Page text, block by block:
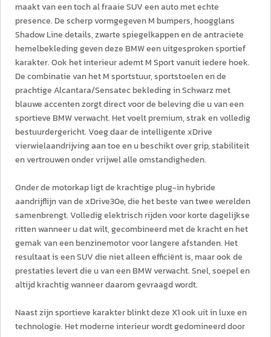
maakt van een toch al fraaie SUV een auto met echte
presence. De scherp vormgegeven M bumpers, hoogglans
Shadow Line details, zwarte spiegelkappen en de antraciete
hemelbekleding geven deze BMW een uitgesproken sportief
karakter. Ook het interieur ademt M Sport vanuit iedere hoek.
De combinatie van het M sportstuur, sportstoelen en de
prachtige Alcantara/Sensatec bekleding in Schwarz met
blauwe accenten zorgt direct voor de beleving die u van een
sportieve BMW verwacht. Het voelt premium, strak en volledig
bestuurdergericht. Voeg daar de intelligente xDrive
vierwielaandrijving aan toe en u beschikt over grip, stabiliteit
en vertrouwen onder vrijwel alle omstandigheden.
Onder de motorkap ligt de krachtige plug-in hybride
aandrijflijn van de xDrive30e, die het beste van twee werelden
samenbrengt. Volledig elektrisch rijden voor korte dagelijkse
ritten wanneer u dat wilt, gecombineerd met de kracht en het
gemak van een benzinemotor voor langere afstanden. Het
resultaat is een SUV die niet alleen efficiënt is, maar ook de
prestaties levert die u van een BMW verwacht. Snel, soepel en
altijd krachtig wanneer daarom gevraagd wordt.
Naast zijn sportieve karakter blinkt deze X1 ook uit in luxe en
technologie. Het moderne interieur wordt gedomineerd door